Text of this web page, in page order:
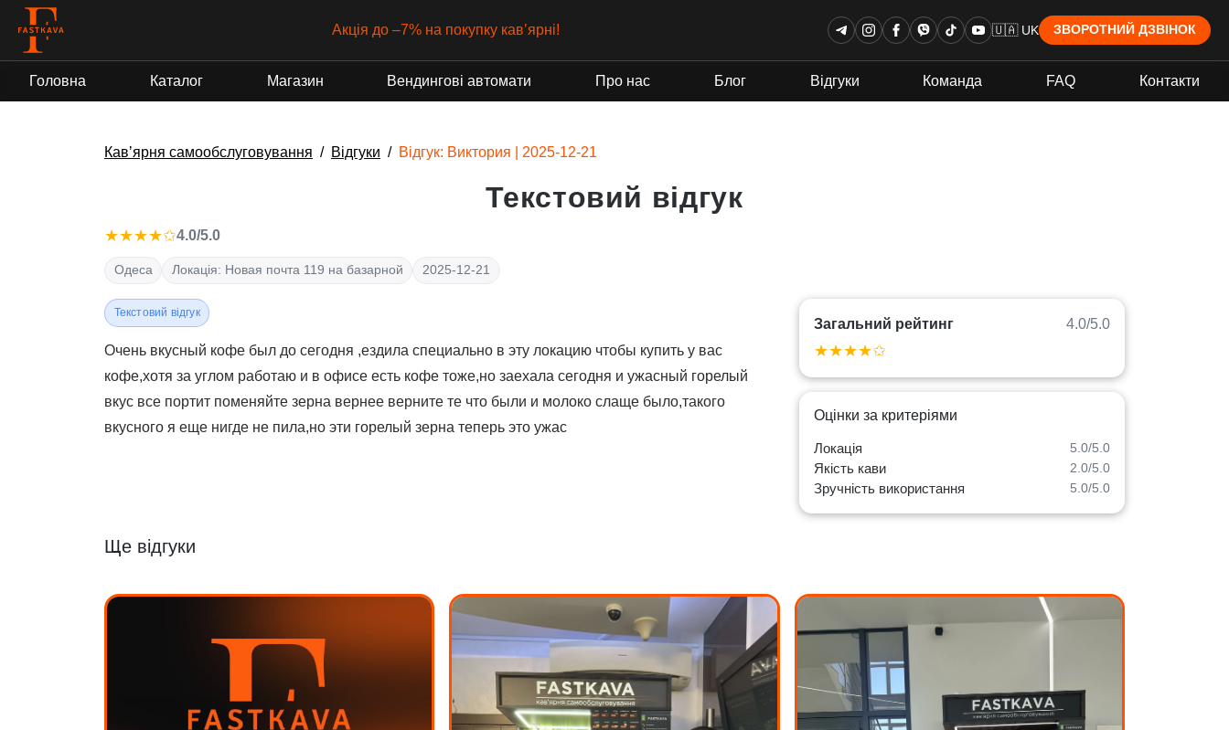
Акція до –7% на покупку кавʼярні! 🇺🇦 UK ЗВОРОТНИЙ ДЗВІНОК
Головна Каталог Магазин Вендингові автомати Про нас Блог Відгуки Команда FAQ Контакти
Кавʼярня самообслуговування Відгуки Відгук: Виктория | 2025-12-21
Текстовий відгук
★★★★✩4.0/5.0
Одеса Локація: Новая почта 119 на базарной 2025-12-21
Текстовий відгук
Очень вкусный кофе был до сегодня ,ездила специально в эту локацию чтобы купить у вас
кофе,хотя за углом работаю и в офисе есть кофе тоже,но заехала сегодня и ужасный горелый
вкус все портит поменяйте зерна вернее верните те что были и молоко слаще было,такого
вкусного я еще нигде не пила,но эти горелый зерна теперь это ужас
Загальний рейтинг 4.0/5.0
★★★★✩
Оцінки за критеріями
Локація 5.0/5.0
Якість кави 2.0/5.0
Зручність використання 5.0/5.0
Ще відгуки